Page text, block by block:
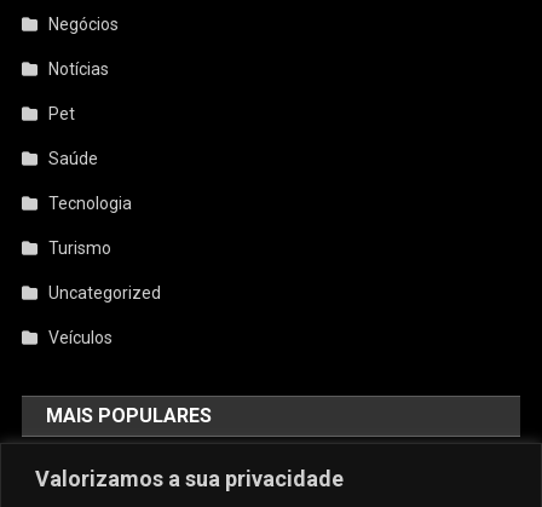
Valorizamos a sua privacidade
Negócios
Notícias
Pet
Saúde
Tecnologia
Turismo
Uncategorized
Veículos
MAIS POPULARES
AquiCupom: O Melhor Site De